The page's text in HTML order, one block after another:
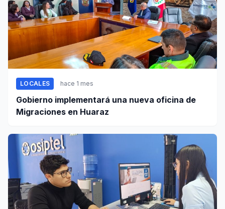
LOCALES hace 1 mes
Gobierno implementará una nueva oficina de
Migraciones en Huaraz